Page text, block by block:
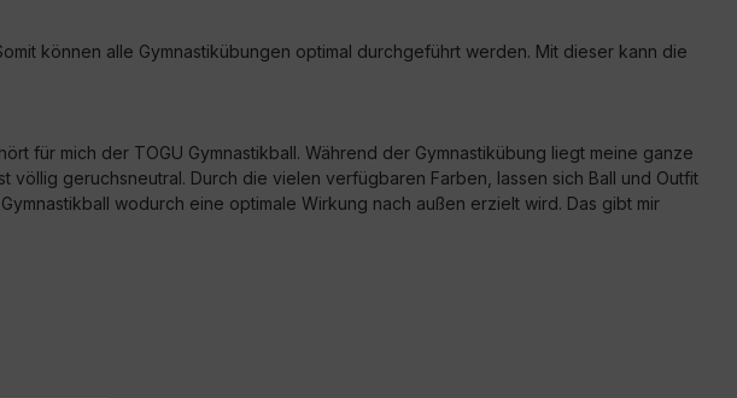
können alle Gymnastikübungen optimal durchgeführt werden. Mit dieser kann die
für mich der TOGU Gymnastikball. Während der Gymnastikübung liegt meine ganze
geruchsneutral. Durch die vielen verfügbaren Farben, lassen sich Ball und Outfit
wodurch eine optimale Wirkung nach außen erzielt wird. Das gibt mir